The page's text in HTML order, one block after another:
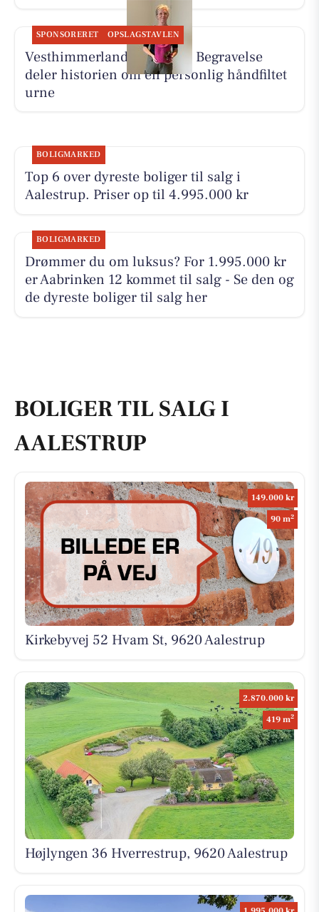
SPONSORERET OPSLAGSTAVLEN
Vesthimmerlands og Farsø Begravelse
deler historien om en personlig håndfiltet
urne
BOLIGMARKED
Top 6 over dyreste boliger til salg i
Aalestrup. Priser op til 4.995.000 kr
BOLIGMARKED
Drømmer du om luksus? For 1.995.000 kr
er Aabrinken 12 kommet til salg - Se den og
de dyreste boliger til salg her
BOLIGER TIL SALG I
AALESTRUP
149.000 kr
90 m2
Kirkebyvej 52 Hvam St, 9620 Aalestrup
2.870.000 kr
419 m2
Højlyngen 36 Hverrestrup, 9620 Aalestrup